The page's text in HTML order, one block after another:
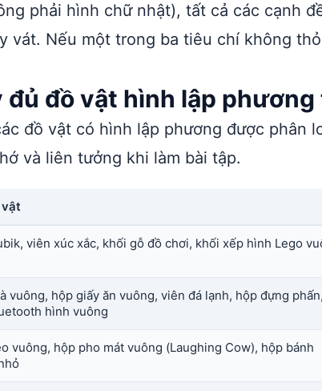
phải hình chữ nhật), tất cả các cạnh
vát. Nếu một trong ba tiêu chí không
đủ đồ vật hình lập
đồ vật có hình lập phương được phân
và liên tưởng khi làm bài tập.
vật
viên xúc xắc, khối gỗ đồ chơi, khối xếp hình Lego
vuông, hộp giấy ăn vuông, viên đá lạnh, hộp đựng
hình vuông
vuông, hộp pho mát vuông (Laughing Cow), hộp bánh